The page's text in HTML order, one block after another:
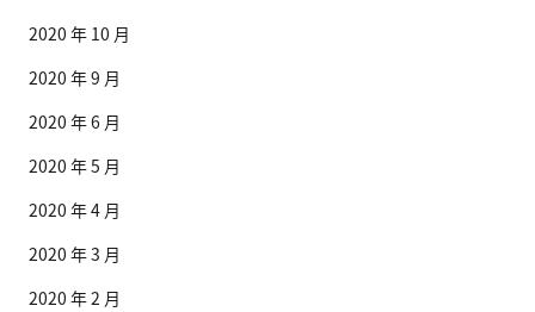
2020 年 10 月
2020 年 9 月
2020 年 6 月
2020 年 5 月
2020 年 4 月
2020 年 3 月
2020 年 2 月